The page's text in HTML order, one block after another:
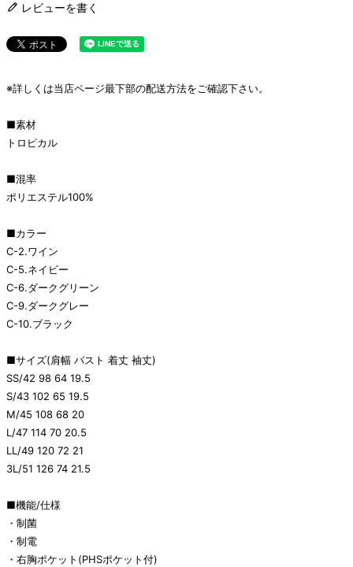
レビューを書く
※詳しくは当店ページ最下部の配送方法をご確認下さい。
■素材
トロピカル
■混率
ポリエステル100%
■カラー
C-2.ワイン
C-5.ネイビー
C-6.ダークグリーン
C-9.ダークグレー
C-10.ブラック
■サイズ(肩幅 バスト 着丈 袖丈)
SS/42 98 64 19.5
S/43 102 65 19.5
M/45 108 68 20
L/47 114 70 20.5
LL/49 120 72 21
3L/51 126 74 21.5
■機能/仕様
・制菌
・制電
・右胸ポケット(PHSポケット付)